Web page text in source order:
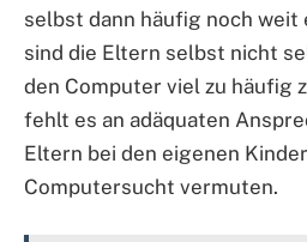
selbst dann häufig noch
sind die Eltern selbst nicht
den Computer viel zu häufig
fehlt es an adäquaten
Eltern bei den eigenen
Computersucht vermuten.